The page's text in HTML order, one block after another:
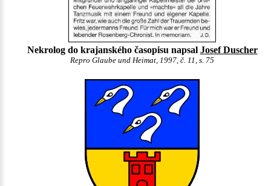
Nekrolog do krajanského časopisu napsal Josef Duscher
Repro Glaube und Heimat, 1997, č. 11, s. 75